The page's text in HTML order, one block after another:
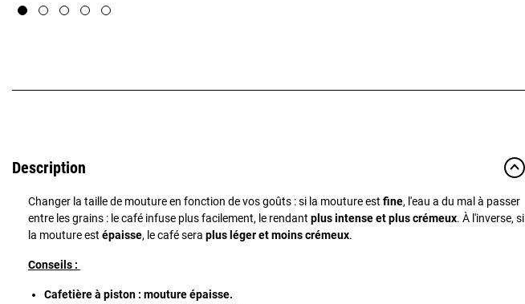
Description
Changer la taille de mouture en fonction de vos goûts : si la mouture est fine, l'eau a du mal à passer
entre les grains : le café infuse plus facilement, le rendant plus intense et plus crémeux. À l'inverse, si
la mouture est épaisse, le café sera plus léger et moins crémeux.
Conseils :
Cafetière à piston : mouture épaisse.